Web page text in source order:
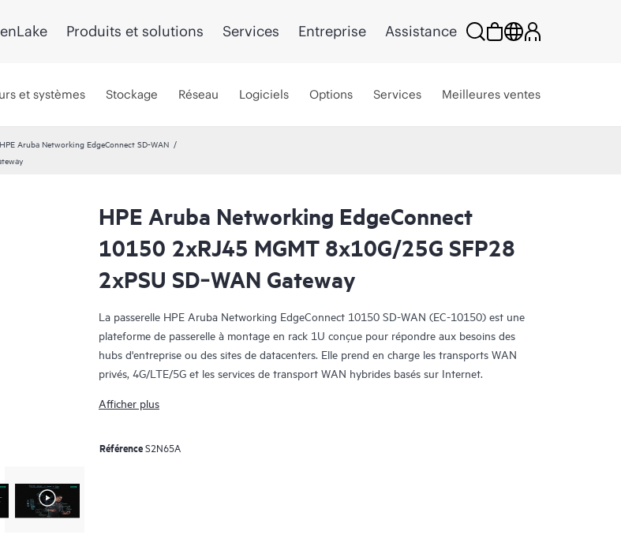
Produits et solutions Services Entreprise Assistance
et systèmes Stockage Réseau Logiciels Options Services Meilleures ventes
HPE Aruba Networking EdgeConnect SD-WAN
15+
HPE Aruba Networking EdgeConnect
10150 2xRJ45 MGMT 8x10G/25G SFP28
2xPSU SD‑WAN Gateway
La passerelle HPE Aruba Networking EdgeConnect 10150 SD-WAN (EC-10150) est une
plateforme de passerelle à montage en rack 1U conçue pour répondre aux besoins des
hubs d'entreprise ou des sites de datacenters. Elle prend en charge les transports WAN
privés, 4G/LTE/5G et les services de transport WAN hybrides basés sur Internet.
Afficher plus
RéférenceS2N65A